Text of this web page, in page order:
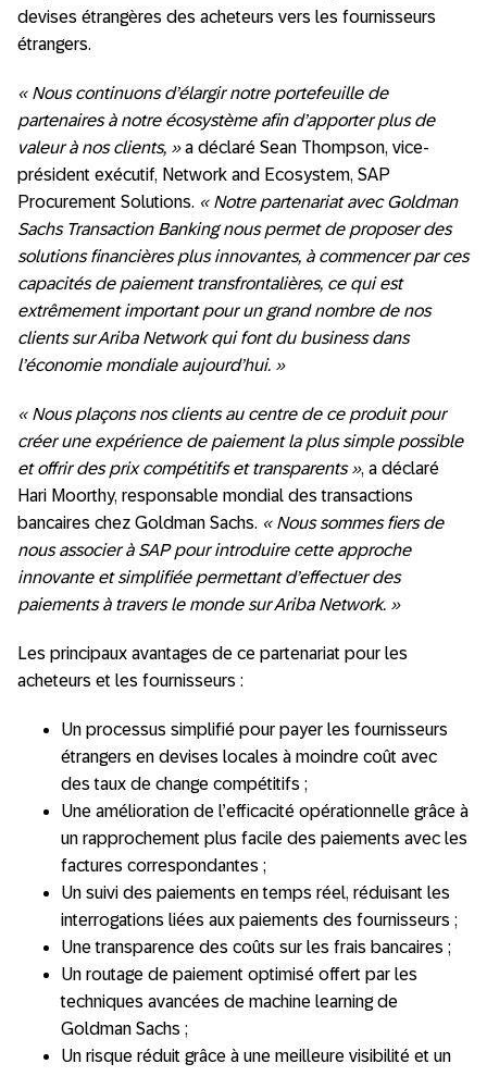
devises étrangères des acheteurs vers les fournisseurs
étrangers.
« Nous continuons d’élargir notre portefeuille de
partenaires à notre écosystème afin d’apporter plus de
valeur à nos clients, »a déclaré Sean Thompson, vice-
président exécutif, Network and Ecosystem, SAP
Procurement Solutions. « Notre partenariat avec Goldman
Sachs Transaction Banking nous permet de proposer des
solutions financières plus innovantes, à commencer par ces
capacités de paiement transfrontalières, ce qui est
extrêmement important pour un grand nombre de nos
clients sur Ariba Network qui font du business dans
l’économie mondiale aujourd’hui. »
« Nous plaçons nos clients au centre de ce produit pour
créer une expérience de paiement la plus simple possible
et offrir des prix compétitifs et transparents », a déclaré
Hari Moorthy, responsable mondial des transactions
bancaires chez Goldman Sachs. « Nous sommes fiers de
nous associer à SAP pour introduire cette approche
innovante et simplifiée permettant d’effectuer des
paiements à travers le monde sur Ariba Network. »
Les principaux avantages de ce partenariat pour les
acheteurs et les fournisseurs :
Un processus simplifié pour payer les fournisseurs
étrangers en devises locales à moindre coût avec
des taux de change compétitifs ;
Une amélioration de l’efficacité opérationnelle grâce à
un rapprochement plus facile des paiements avec les
factures correspondantes ;
Un suivi des paiements en temps réel, réduisant les
interrogations liées aux paiements des fournisseurs ;
Une transparence des coûts sur les frais bancaires ;
Un routage de paiement optimisé offert par les
techniques avancées de machine learning de
Goldman Sachs ;
Un risque réduit grâce à une meilleure visibilité et un